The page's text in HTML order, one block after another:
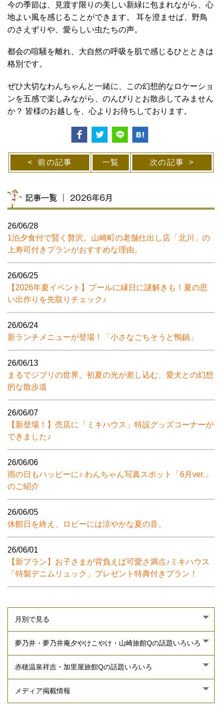
今の季節は、見渡す限りの美しい新緑に包まれながら、心
地よい風を感じることができます。 耳を澄ませば、野鳥
のさえずりや、愛らしい虫たちの声。
都会の喧騒を離れ、大自然の呼吸を肌で感じるひとときは
格別です。
ぜひ大切なわんちゃんと一緒に、この幻想的なロケーショ
ンを五感で楽しみながら、のんびりとお散歩してみません
か？ 皆様のお越しを、心よりお待ちしております。
前の記事 一覧 次の記事
記事一覧 ｜ 2026年6月
26/06/28
1泊夕食付で賢く贅沢。山崎町の老舗仕出し店「北川」の
上寿司付きプランがおすすめな理由。
26/06/25
【2026年夏イベント】プールに縁日に謎解きも！夏の思
い出作りを先取りチェック♪
26/06/24
新ランチメニューが登場！「小さなごちそうと鴨鍋」
26/06/13
まるでジブリの世界。初夏の光が差し込む、愛犬との幻想
的な散歩道
26/06/07
【新登場！】売店に「ミキハウス」特設グッズコーナーが
できました♪
26/06/06
雨の日もハッピーに♪ わんちゃん写真スポット「6月ver.」
のご紹介
26/06/05
休館日を終え、ロビーには涼やかな夏の音。
26/06/01
【新プラン】お子さまが背負えば可愛さ満点♪ミキハウス
「特製デニムリュック」プレゼント特典付きプラン！